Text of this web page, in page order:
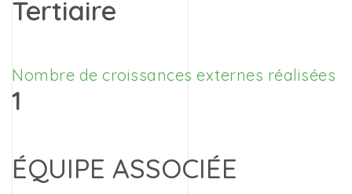
Tertiaire
Nombre de croissances externes réalisées
1
ÉQUIPE ASSOCIÉE